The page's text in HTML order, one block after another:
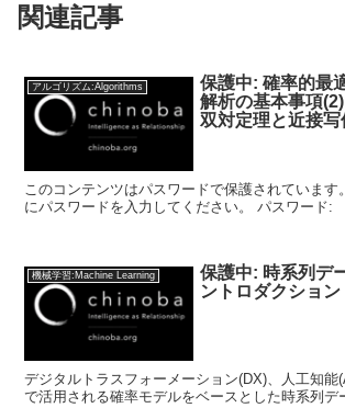
関連記事
アルゴリズム:Algorithms
保護中: 確率的最
解析の基本事項
双対定理と近接
このコンテンツはパスワードで保護されています
にパスワードを入力してください。 パスワード:
機械学習:Machine Learning
保護中: 時系列デ
ントロダクション
デジタルトラスフォーメーション(DX)、人工知能
で活用される確率モデルをベースとした時系列デ